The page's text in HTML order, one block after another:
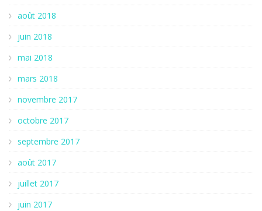
août 2018
juin 2018
mai 2018
mars 2018
novembre 2017
octobre 2017
septembre 2017
août 2017
juillet 2017
juin 2017